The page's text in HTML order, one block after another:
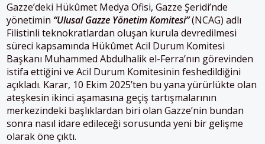
Gazze’deki Hükûmet Medya Ofisi, Gazze Şeridi’nde
yönetimin “Ulusal Gazze Yönetim Komitesi”(NCAG) adlı
Filistinli teknokratlardan oluşan kurula devredilmesi
süreci kapsamında Hükûmet Acil Durum Komitesi
Başkanı Muhammed Abdulhalik el-Ferra’nın görevinden
istifa ettiğini ve Acil Durum Komitesinin feshedildiğini
açıkladı. Karar, 10 Ekim 2025’ten bu yana yürürlükte olan
ateşkesin ikinci aşamasına geçiş tartışmalarının
merkezindeki başlıklardan biri olan Gazze’nin bundan
sonra nasıl idare edileceği sorusunda yeni bir gelişme
olarak öne çıktı.